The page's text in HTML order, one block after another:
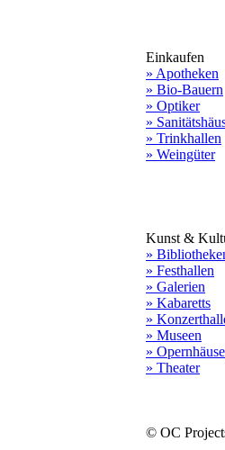
Einkaufen
» Apotheken
» Bio-Bauern
» Optiker
»
» Trinkhallen
» Weingüter
Kunst &
»
» Festhallen
» Galerien
» Kabaretts
»
» Museen
»
» Theater
© OC